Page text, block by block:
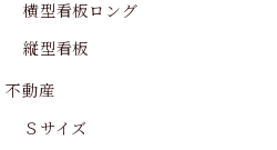
横型看板ロング
縦型看板
不動産
Ｓサイズ